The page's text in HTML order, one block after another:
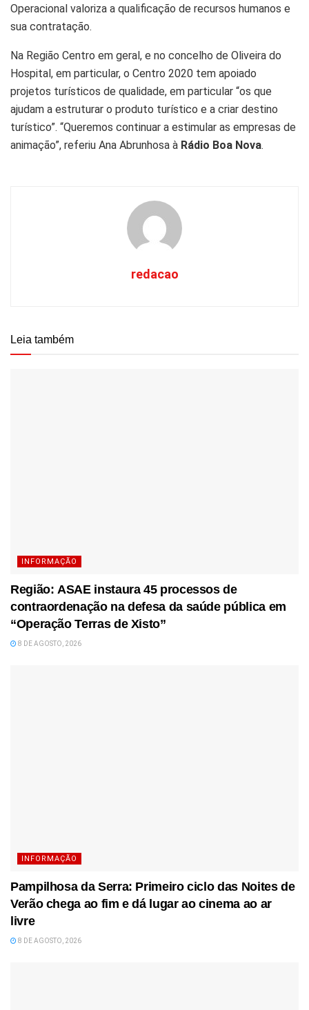
Operacional valoriza a qualificação de recursos humanos e
sua contratação.
Na Região Centro em geral, e no concelho de Oliveira do
Hospital, em particular, o Centro 2020 tem apoiado
projetos turísticos de qualidade, em particular “os que
ajudam a estruturar o produto turístico e a criar destino
turístico”. “Queremos continuar a estimular as empresas de
animação”, referiu Ana Abrunhosa à Rádio Boa Nova.
redacao
Leia também
INFORMAÇÃO
Região: ASAE instaura 45 processos de
contraordenação na defesa da saúde pública em
“Operação Terras de Xisto”
8 DE AGOSTO, 2026
INFORMAÇÃO
Pampilhosa da Serra: Primeiro ciclo das Noites de
Verão chega ao fim e dá lugar ao cinema ao ar
livre
8 DE AGOSTO, 2026